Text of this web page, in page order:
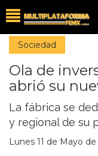
Sociedad
Ola de
abrió su
La fábrica se
y regional de su
Lunes 11 de Mayo